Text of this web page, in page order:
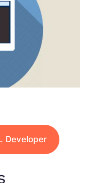
Developer